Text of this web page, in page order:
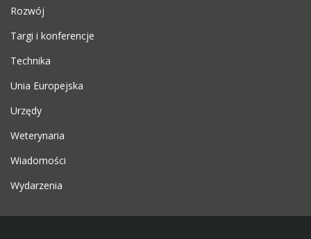
Rozwój
Targi i konferencje
Technika
Unia Europejska
Urzędy
Weterynaria
Wiadomości
Wydarzenia